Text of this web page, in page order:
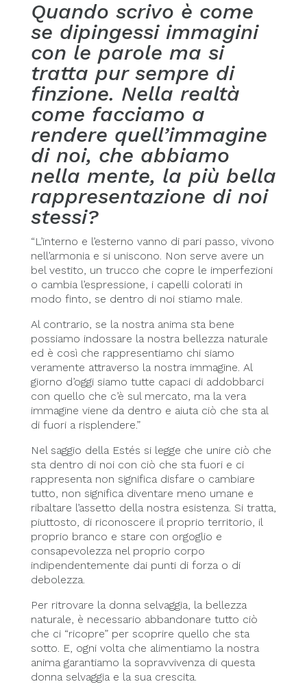
Quando scrivo è come
se dipingessi immagini
con le parole ma si
tratta pur sempre di
finzione. Nella realtà
come facciamo a
rendere quell’immagine
di noi, che abbiamo
nella mente, la più bella
rappresentazione di noi
stessi?
“L’interno e l’esterno vanno di pari passo, vivono
nell’armonia e si uniscono. Non serve avere un
bel vestito, un trucco che copre le imperfezioni
o cambia l’espressione, i capelli colorati in
modo finto, se dentro di noi stiamo male.
Al contrario, se la nostra anima sta bene
possiamo indossare la nostra bellezza naturale
ed è così che rappresentiamo chi siamo
veramente attraverso la nostra immagine. Al
giorno d’oggi siamo tutte capaci di addobbarci
con quello che c’è sul mercato, ma la vera
immagine viene da dentro e aiuta ciò che sta al
di fuori a risplendere.”
Nel saggio della Estés si legge che unire ciò che
sta dentro di noi con ciò che sta fuori e ci
rappresenta non significa disfare o cambiare
tutto, non significa diventare meno umane e
ribaltare l’assetto della nostra esistenza. Si tratta,
piuttosto, di riconoscere il proprio territorio, il
proprio branco e stare con orgoglio e
consapevolezza nel proprio corpo
indipendentemente dai punti di forza o di
debolezza.
Per ritrovare la donna selvaggia, la bellezza
naturale, è necessario abbandonare tutto ciò
che ci “ricopre” per scoprire quello che sta
sotto. E, ogni volta che alimentiamo la nostra
anima garantiamo la sopravvivenza di questa
donna selvaggia e la sua crescita.